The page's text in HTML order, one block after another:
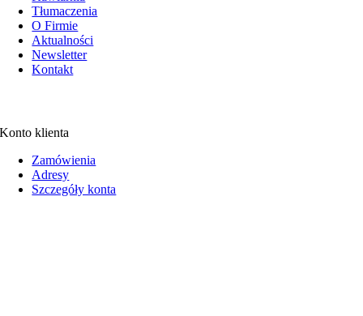
Tłumaczenia
O Firmie
Aktualności
Newsletter
Kontakt
Konto klienta
Zamówienia
Adresy
Szczegóły konta